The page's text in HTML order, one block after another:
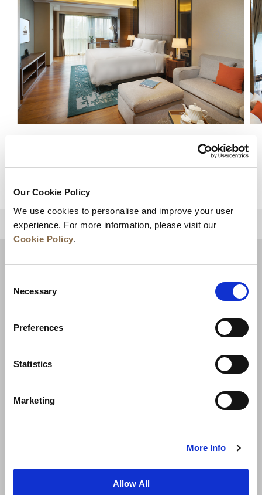
Our Cookie Policy
We use cookies to personalise and improve your user
experience. For more information, please visit our
Cookie Policy.
Selection
Necessary
Preferences
Statistics
Marketing
More Info
Allow All